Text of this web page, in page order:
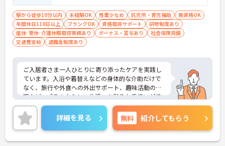
駅から徒歩10分以内 未経験OK 残業少なめ 託児所・育児補助
無資格OK
年間休日110日以上
ブランクOK 資格取得サポート
研修制度あり
産休･育休･介護休暇取得実績あり
ボーナス・賞与あり
社会保険完備
交通費支給
退職金制度あり
ご入居者さま一人ひとりに寄り添ったケアを実践し
ています。入浴や着替えなどの身体的な介助だけで
なく、旅行や外食への外出サポート、趣味活動の企
画など、「その人らしい生活」を彩るお手伝いがで
きるのが大きな特徴です。「生活の楽しみ」を一緒
に共有し、笑顔を引き出すことができるため、日々
の業務を通じて深いやりがいを感じることができま
す。
＜手厚い研修とサポート体制＞入社時には研修施設
詳細を見る 無料 紹介してもらう